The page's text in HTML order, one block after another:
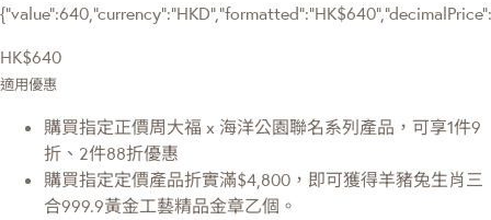
HK$640
適用優惠
購買指定正價周大福 x 海洋公園聯名系列產品，可享1件9
折、2件88折優惠
購買指定定價產品折實滿$4,800，即可獲得羊豬兔生肖三
合999.9黃金工藝精品金章乙個。